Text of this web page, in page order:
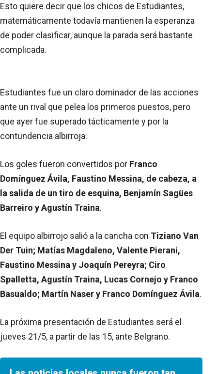
Esto quiere decir que los chicos de Estudiantes,
matemáticamente todavía mantienen la esperanza
de poder clasificar, aunque la parada será bastante
complicada.
Estudiantes fue un claro dominador de las acciones
ante un rival que pelea los primeros puestos, pero
que ayer fue superado tácticamente y por la
contundencia albirroja.
Los goles fueron convertidos por Franco
Domínguez Ávila, Faustino Messina, de cabeza, a
la salida de un tiro de esquina, Benjamín Sagües
Barreiro y Agustín Traina.
El equipo albirrojo salió a la cancha con Tiziano Van
Der Tuin; Matías Magdaleno, Valente Pierani,
Faustino Messina y Joaquín Pereyra; Ciro
Spalletta, Agustín Traina, Lucas Cornejo y Franco
Basualdo; Martín Naser y Franco Domínguez Ávila.
La próxima presentación de Estudiantes será el
jueves 21/5, a partir de las 15, ante Belgrano.